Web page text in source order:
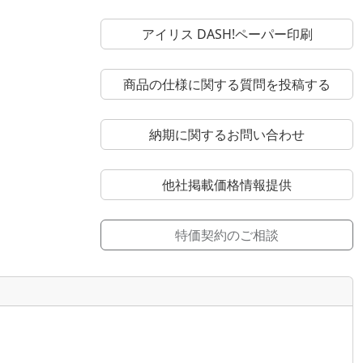
アイリス DASH!ペーパー印刷
商品の仕様に関する質問を投稿する
納期に関するお問い合わせ
他社掲載価格情報提供
特価契約のご相談